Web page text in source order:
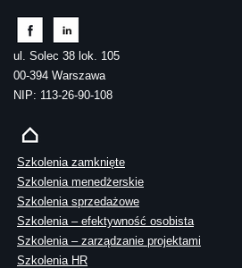
ul. Solec 38 lok. 105
00-394 Warszawa
NIP: 113-26-90-108
Szkolenia zamknięte
Szkolenia menedżerskie
Szkolenia sprzedażowe
Szkolenia – efektywność osobista
Szkolenia – zarządzanie projektami
Szkolenia HR